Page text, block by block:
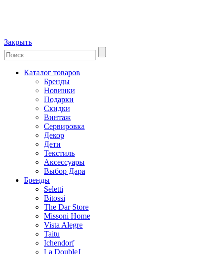
Закрыть
Каталог товаров
Бренды
Новинки
Подарки
Скидки
Винтаж
Сервировка
Декор
Дети
Текстиль
Аксессуары
Выбор Дара
Бренды
Seletti
Bitossi
The Dar Store
Missoni Home
Vista Alegre
Taitu
Ichendorf
La DoubleJ